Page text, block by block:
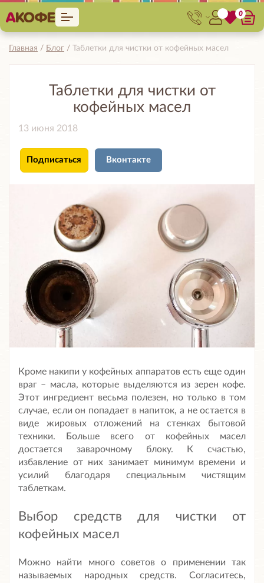
0
Главная Блог Таблетки для чистки от кофейных масел
Таблетки для чистки от
кофейных масел
13 июня 2018
Подписаться Вконтакте
Кроме накипи у кофейных аппаратов есть еще один
враг – масла, которые выделяются из зерен кофе.
Этот ингредиент весьма полезен, но только в том
случае, если он попадает в напиток, а не остается в
виде жировых отложений на стенках бытовой
техники. Больше всего от кофейных масел
достается заварочному блоку. К счастью,
избавление от них занимает минимум времени и
усилий благодаря специальным чистящим
таблеткам.
Выбор средств для чистки от
кофейных масел
Можно найти много советов о применении так
называемых народных средств. Согласитесь,